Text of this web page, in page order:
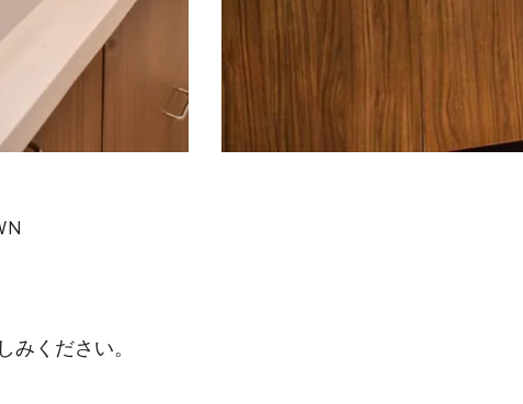
ください。